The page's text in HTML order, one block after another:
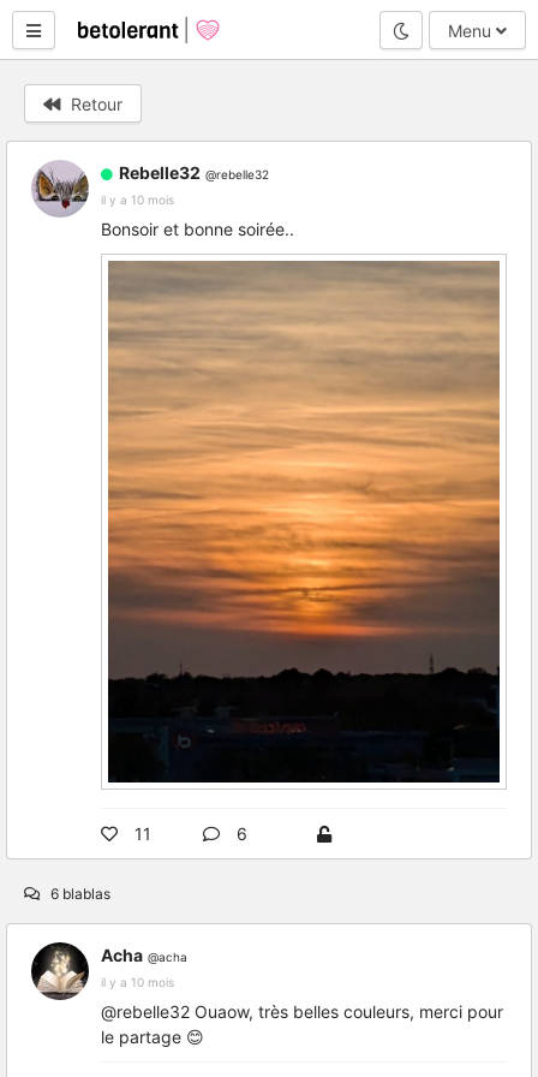
Mode nuit
Menu
Retour
Rebelle32 @rebelle32
il y a 10 mois
Bonsoir et bonne soirée..
11 6
6 blablas
Acha @acha
il y a 10 mois
@rebelle32 Ouaow, très belles couleurs, merci pour
le partage 😊